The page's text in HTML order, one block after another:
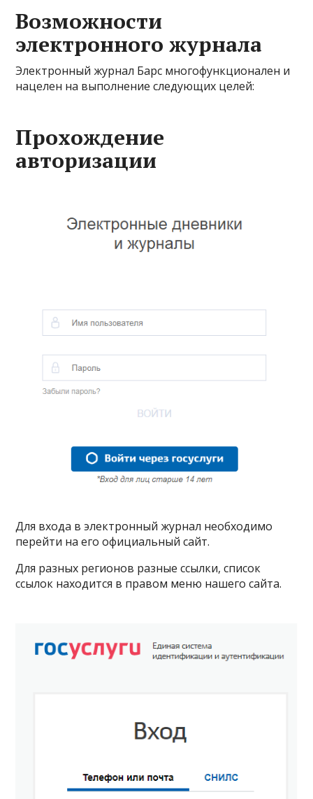
Возможности
электронного журнала
Электронный журнал Барс многофункционален и
нацелен на выполнение следующих целей:
Прохождение
авторизации
Для входа в электронный журнал необходимо
перейти на его официальный сайт.
Для разных регионов разные ссылки, список
ссылок находится в правом меню нашего сайта.